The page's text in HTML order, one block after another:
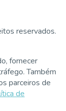
reservados.
fornecer
Também
parceiros de
de